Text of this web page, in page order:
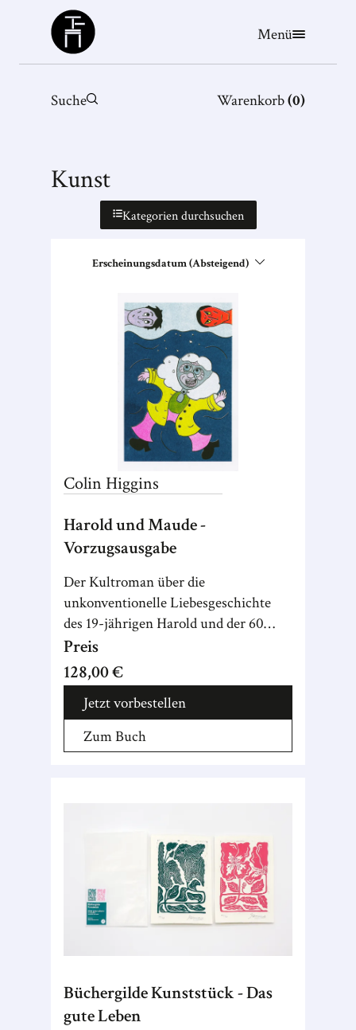
Büchergilde
Menü
Suche Warenkorb(0)
Kunst
Kategorien durchsuchen
Erscheinungsdatum (Absteigend)
Colin Higgins
Harold und Maude -
Vorzugsausgabe
Der Kultroman über die
unkonventionelle Liebesgeschichte
des 19-jährigen Harold und der 60
Jahre älteren Maude – mit emotional
aufgeladenen Illustrationen von
Gestalterpreisträgerin Deborah
Moldawski.
Preis
128,00 €
Jetzt vorbestellen
Zum Buch
Büchergilde Kunststück - Das
gute Leben